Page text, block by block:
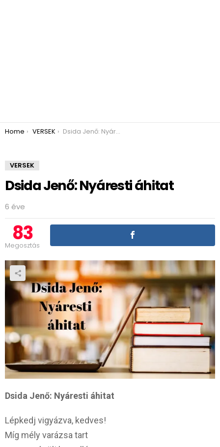
You are here:
Home VERSEK Dsida Jenő: Nyáresti áhitat
VERSEK
Dsida Jenő: Nyáresti áhitat
6 éve
83
Megosztás
Dsida Jenő: Nyáresti áhitat
Lépkedj vigyázva, kedves!
Míg mély varázsa tart